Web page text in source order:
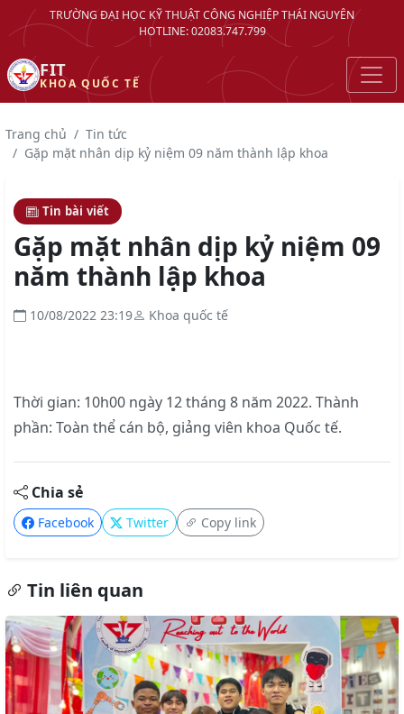
TRƯỜNG ĐẠI HỌC KỸ THUẬT CÔNG NGHIỆP THÁI NGUYÊN
HOTLINE: 02083.747.799
FIT
KHOA QUỐC TẾ
Trang chủ
Tin tức
Gặp mặt nhân dịp kỷ niệm 09 năm thành lập khoa
Tin bài viết
Gặp mặt nhân dịp kỷ niệm 09
năm thành lập khoa
10/08/2022 23:19 Khoa quốc tế
Thời gian: 10h00 ngày 12 tháng 8 năm 2022. Thành
phần: Toàn thể cán bộ, giảng viên khoa Quốc tế.
Chia sẻ
Facebook Twitter Copy link
Tin liên quan